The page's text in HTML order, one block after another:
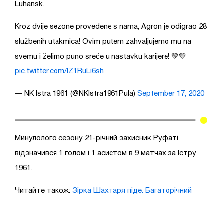
Luhansk.
Kroz dvije sezone provedene s nama, Agron je odigrao 28
službenih utakmica! Ovim putem zahvaljujemo mu na
svemu i želimo puno sreće u nastavku karijere! 💚💛
pic.twitter.com/IZ1RuLi6sh
— NK Istra 1961 (@NKIstra1961Pula) September 17, 2020
Минулолого сезону 21-річний захисник Руфаті
відзначився 1 голом і 1 асистом в 9 матчах за Істру
1961.
Читайте також: Зірка Шахтаря піде. Багаторічний